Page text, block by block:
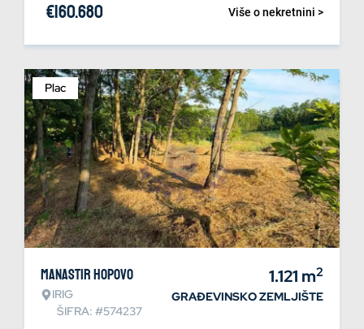
Više o nekretnini >
€160.680
Plac
Manastir Hopovo
IRIG
ŠIFRA: #574237
1.121 m2
GRAĐEVINSKO ZEMLJIŠTE